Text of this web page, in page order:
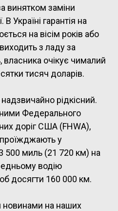
винятком заміни
Україні гарантія на
на вісім років або
з ладу за
очікує чималий
тисяч доларів.
рідкісний.
Федерального
доріг США (FHWA),
проїжджають у
500 миль (21 720 км) на
водію
досягти 160 000 км.
новинами на наших